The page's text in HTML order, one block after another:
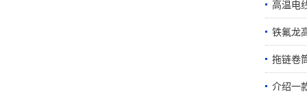
高温电
铁氟龙
拖链卷
介绍一